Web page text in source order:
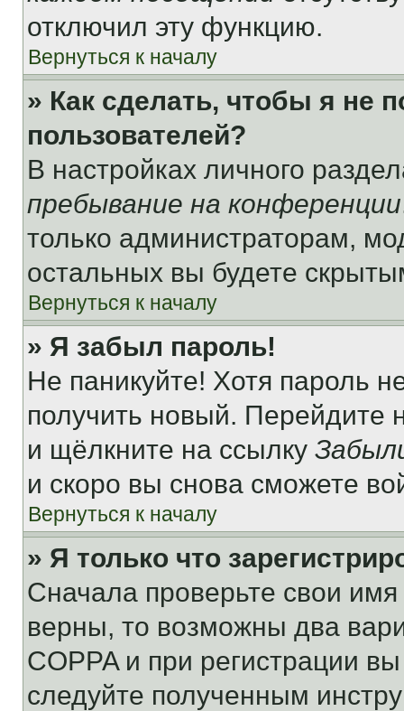
отключил эту функцию.
Вернуться к началу
» Как сделать, чтобы я не
пользователей?
В настройках личного
пребывание на конференции
только администраторам,
остальных вы будете
Вернуться к началу
» Я забыл пароль!
Не паникуйте! Хотя пароль
получить новый. Перейдите
и щёлкните на ссылку
и скоро вы снова сможете
Вернуться к началу
» Я только что
Сначала проверьте свои
верны, то возможны два
COPPA и при регистрации
следуйте полученным